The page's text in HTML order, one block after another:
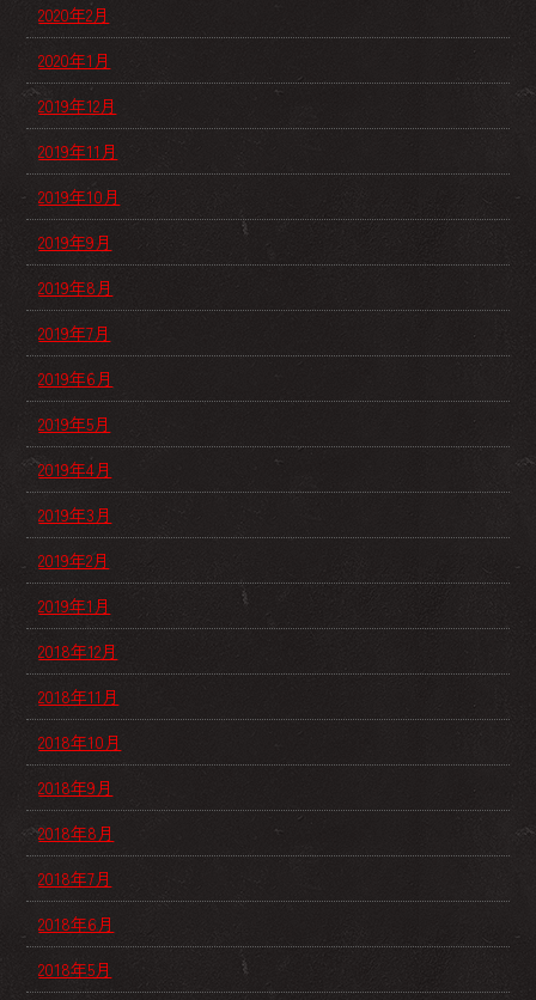
2020年2月
2020年1月
2019年12月
2019年11月
2019年10月
2019年9月
2019年8月
2019年7月
2019年6月
2019年5月
2019年4月
2019年3月
2019年2月
2019年1月
2018年12月
2018年11月
2018年10月
2018年9月
2018年8月
2018年7月
2018年6月
2018年5月